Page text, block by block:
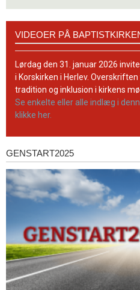
BaptistKirkens
YouTube-
kanal
VIDEOER PÅ
Lørdag den 31. januar 2026
i Korskirken i Herlev.
tradition og inklusion i kirkens
Se enkelte eller alle indlæg i
klikke her.
Genstart2025
GENSTART2025